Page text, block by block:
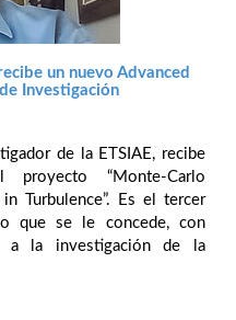
un nuevo Advanced
Investigación
de la ETSIAE, recibe
“Monte-Carlo
Turbulence”. Es el tercer
que se le concede, con
a la investigación de la